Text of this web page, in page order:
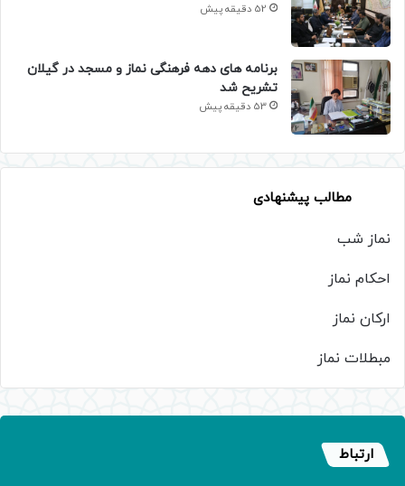
52 دقیقه پیش
برنامه های دهه فرهنگی نماز و مسجد در گیلان
تشریح شد
53 دقیقه پیش
مطالب پیشنهادی
نماز شب
احکام نماز
ارکان نماز
مبطلات نماز
ارتباط